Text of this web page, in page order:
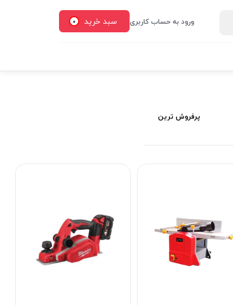
ورود به حساب کاربری سبد خرید 0
پرفروش ترین